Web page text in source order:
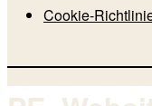
Cookie-